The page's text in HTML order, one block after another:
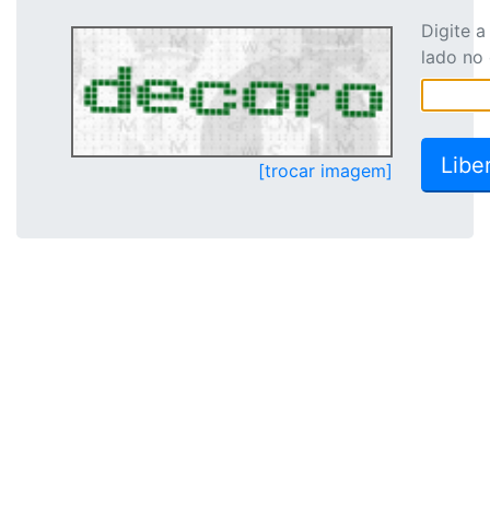
[trocar imagem]
Digite
lado no